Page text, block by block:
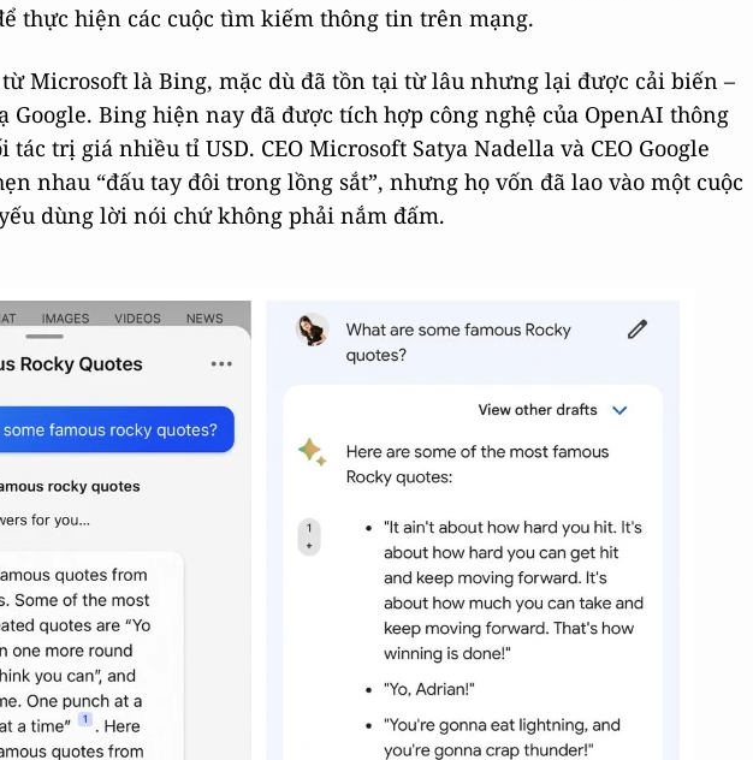
thực hiện các cuộc tìm kiếm thông tin trên mạng.
Microsoft là Bing, mặc dù đã tồn tại từ lâu nhưng lại được cải biến –
Google. Bing hiện nay đã được tích hợp công nghệ của OpenAI thông
trị giá nhiều tỉ USD. CEO Microsoft Satya Nadella và CEO Google
nhau “đấu tay đôi trong lồng sắt”, nhưng họ vốn đã lao vào một cuộc
dùng lời nói chứ không phải nắm đấm.